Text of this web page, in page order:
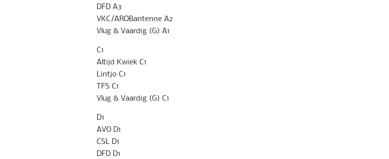
DFD A3
VKC/AROBantenne A2
Vlug & Vaardig (G) A1
C1
Altijd Kwiek C1
Lintjo C1
TFS C1
Vlug & Vaardig (G) C1
D1
AVO D1
CSL D1
DFD D1